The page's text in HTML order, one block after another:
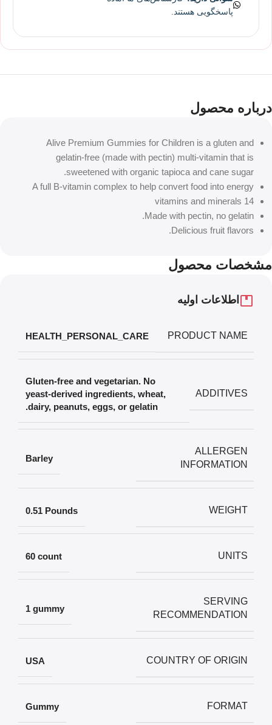
پاسخگویی هستند.
درباره محصول
Alive Premium Gummies for Children is a gluten and
gelatin-free (made with pectin) multi-vitamin that is
sweetened with organic tapioca and cane sugar.
A full B-vitamin complex to help convert food into energy
14 vitamins and minerals
Made with pectin, no gelatin.
Delicious fruit flavors.
مشخصات محصول
اطلاعات اولیه
PRODUCT NAME
‎HEALTH_PERSONAL_CARE
ADDITIVES
‎Gluten-free and vegetarian. No
yeast-derived ingredients, wheat,
dairy, peanuts, eggs, or gelatin.
ALLERGEN
INFORMATION
‎Barley
WEIGHT
‎0.51 Pounds
UNITS
‎60 count
SERVING
RECOMMENDATION
‎1 gummy
COUNTRY OF ORIGIN
‎USA
FORMAT
‎Gummy